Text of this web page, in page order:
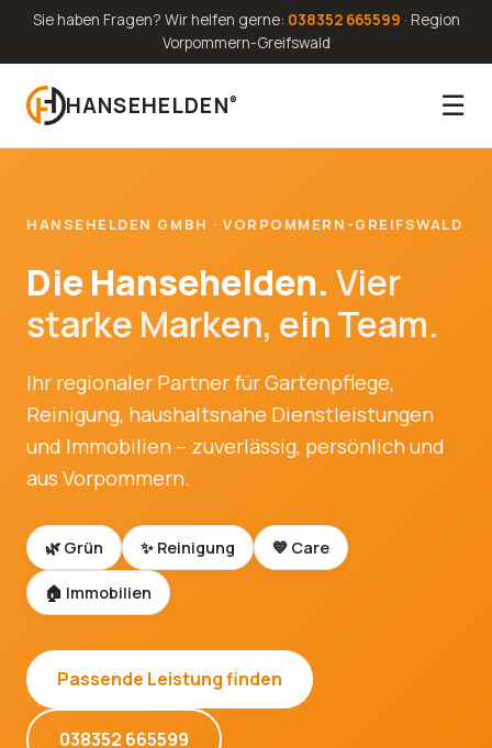
Sie haben Fragen? Wir helfen gerne: 038352 665599 · Region
Vorpommern-Greifswald
HANSEHELDEN® ☰
HANSEHELDEN GMBH · VORPOMMERN-GREIFSWALD
Die Hansehelden. Vier
starke Marken, ein Team.
Ihr regionaler Partner für Gartenpflege,
Reinigung, haushaltsnahe Dienstleistungen
und Immobilien – zuverlässig, persönlich und
aus Vorpommern.
🌿 Grün ✨ Reinigung 💙 Care
🏠 Immobilien
Passende Leistung finden
038352 665599